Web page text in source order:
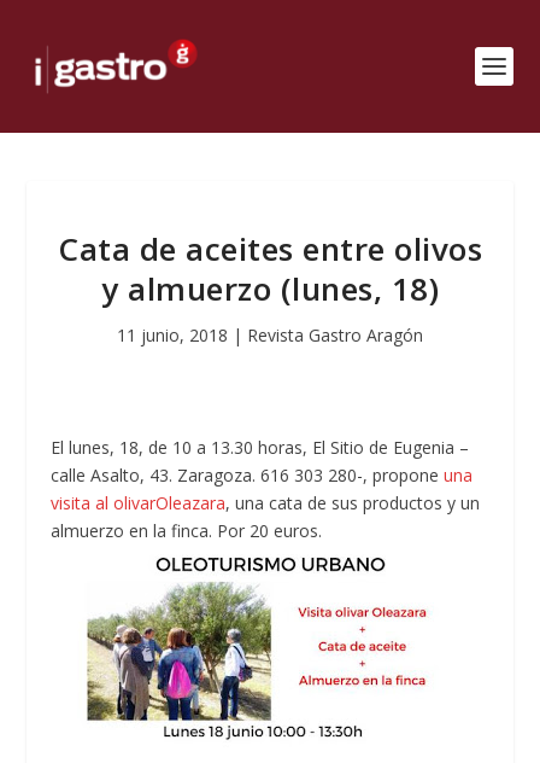
Cata de aceites entre olivos
y almuerzo (lunes, 18)
11 junio, 2018 | Revista Gastro Aragón
El lunes, 18, de 10 a 13.30 horas, El Sitio de Eugenia –
calle Asalto, 43. Zaragoza. 616 303 280-, proponeuna
visita al olivarOleazara, una cata de sus productos y un
almuerzo en la finca. Por 20 euros.